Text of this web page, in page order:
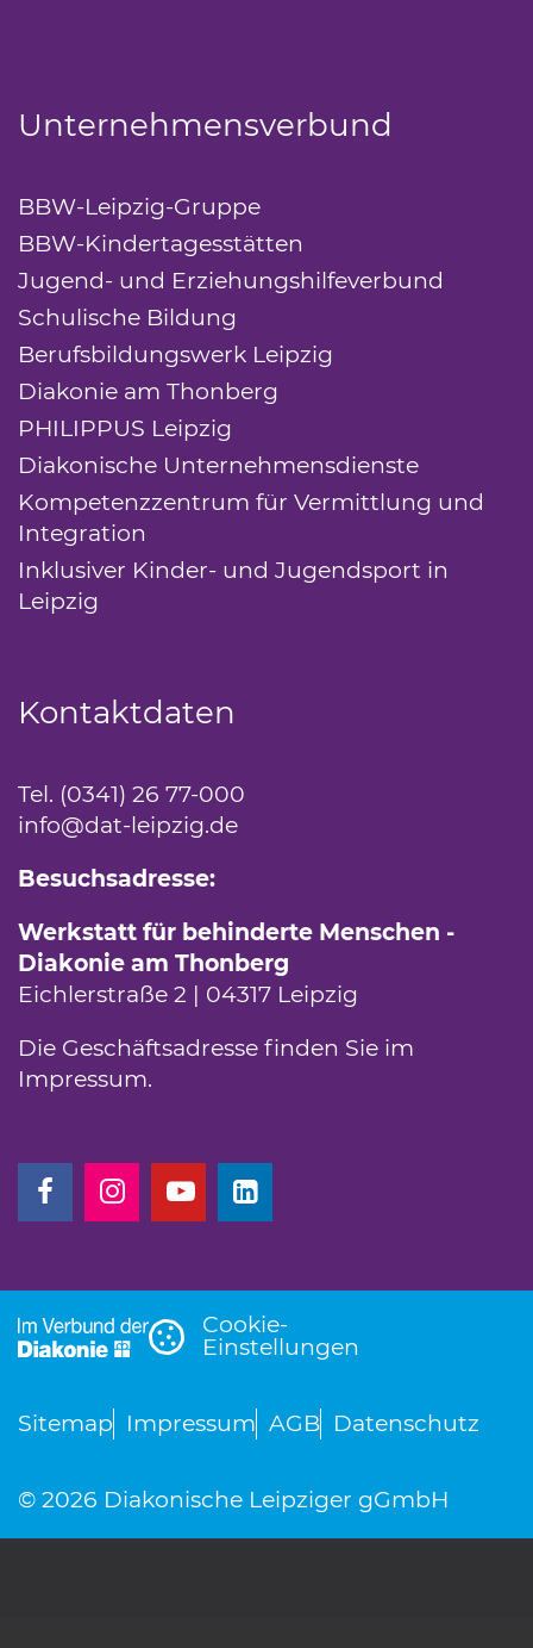
Unternehmensverbund
BBW-Leipzig-Gruppe
BBW-Kindertagesstätten
Jugend- und Erziehungshilfeverbund
Schulische Bildung
Berufsbildungswerk Leipzig
Diakonie am Thonberg
PHILIPPUS Leipzig
Diakonische Unternehmensdienste
Kompetenzzentrum für Vermittlung und
Integration
Inklusiver Kinder- und Jugendsport in
Leipzig
Kontaktdaten
Tel. (0341) 26 77-000
info@dat-leipzig.de
Besuchsadresse:
Werkstatt für behinderte Menschen -
Diakonie am Thonberg
Eichlerstraße 2 | 04317 Leipzig
Die Geschäftsadresse finden Sie im
Impressum.
(Link öffnet einen neuen Tab)
(Link öffnet einen neuen Tab)
(Link öffnet einen neuen Tab)
(Link öffnet einen neuen
Cookie-
Einstellungen
Sitemap Impressum AGB Datenschutz
© 2026 Diakonische Leipziger gGmbH